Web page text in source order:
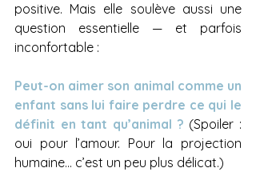
positive. Mais elle soulève aussi une
question essentielle — et parfois
inconfortable :
Peut-on aimer son animal comme un
enfant sans lui faire perdre ce qui le
définit en tant qu’animal ? (Spoiler :
oui pour l’amour. Pour la projection
humaine… c’est un peu plus délicat.)